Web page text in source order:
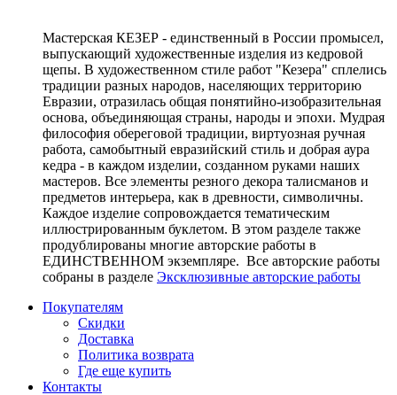
Мастерская КЕЗЕР - единственный в России промысел,
выпускающий художественные изделия из кедровой
щепы. В художественном стиле работ "Кезера" сплелись
традиции разных народов, населяющих территорию
Евразии, отразилась общая понятийно-изобразительная
основа, объединяющая страны, народы и эпохи. Мудрая
философия обереговой традиции, виртуозная ручная
работа, самобытный евразийский стиль и добрая аура
кедра - в каждом изделии, созданном руками наших
мастеров. Все элементы резного декора талисманов и
предметов интерьера, как в древности, символичны.
Каждое изделие сопровождается тематическим
иллюстрированным буклетом. В этом разделе также
продублированы многие авторские работы в
ЕДИНСТВЕННОМ экземпляре. Все авторские работы
собраны в разделе Эксклюзивные авторские работы
Покупателям
Скидки
Доставка
Политика возврата
Где еще купить
Контакты